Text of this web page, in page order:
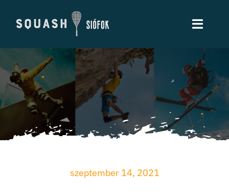
Toggle
Szolgáltatások
Árak
Kapcsolat
szeptember 14, 2021